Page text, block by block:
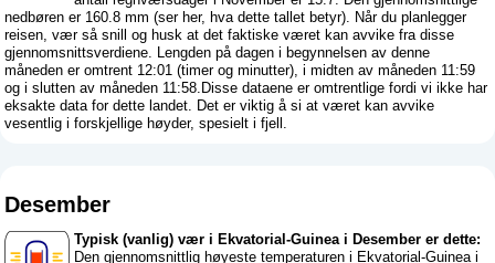
nedbøren er 160.8 mm (ser her, hva dette tallet betyr). Når du planlegger
reisen, vær så snill og husk at det faktiske været kan avvike fra disse
gjennomsnittsverdiene. Lengden på dagen i begynnelsen av denne
måneden er omtrent 12:01 (timer og minutter), i midten av måneden 11:59
og i slutten av måneden 11:58.Disse dataene er omtrentlige fordi vi ikke har
eksakte data for dette landet. Det er viktig å si at været kan avvike
vesentlig i forskjellige høyder, spesielt i fjell.
Desember
Typisk (vanlig) vær i Ekvatorial-Guinea i Desember er dette:
Den gjennomsnittlig høyeste temperaturen i Ekvatorial-Guinea i